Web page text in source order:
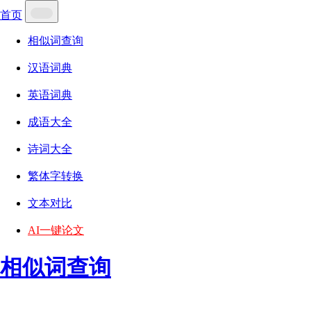
首页
相似词查询
汉语词典
英语词典
成语大全
诗词大全
繁体字转换
文本对比
AI一键论文
相似词查询